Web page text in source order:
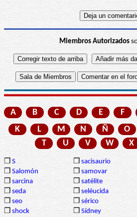
Miembros Autorizados
A B C D E F
K
L M N Ñ O
T U V W X
❒ S ❒ sacisaurio
❒ Salomón ❒ samovar
❒ sarcina ❒ satélite
❒ seda ❒ seléucida
❒ seo ❒ sérico
❒ shock ❒ Sídney